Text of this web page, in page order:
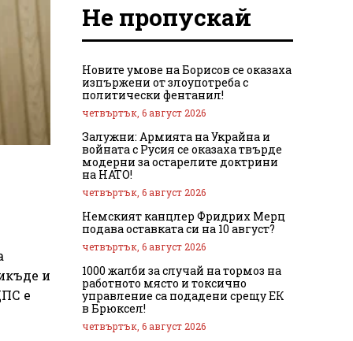
и
е
Не пропускай
Новите умове на Борисов се оказаха
изпържени от злоупотреба с
политически фентанил!
четвъртък, 6 август 2026
Залужни: Армията на Украйна и
войната с Русия се оказаха твърде
модерни за остарелите доктрини
на НАТО!
четвъртък, 6 август 2026
Немският канцлер Фридрих Мерц
подава оставката си на 10 август?
четвъртък, 6 август 2026
1000 жалби за случай на тормоз на
работното място и токсично
управление са подадени срещу ЕК
в Брюксел!
четвъртък, 6 август 2026